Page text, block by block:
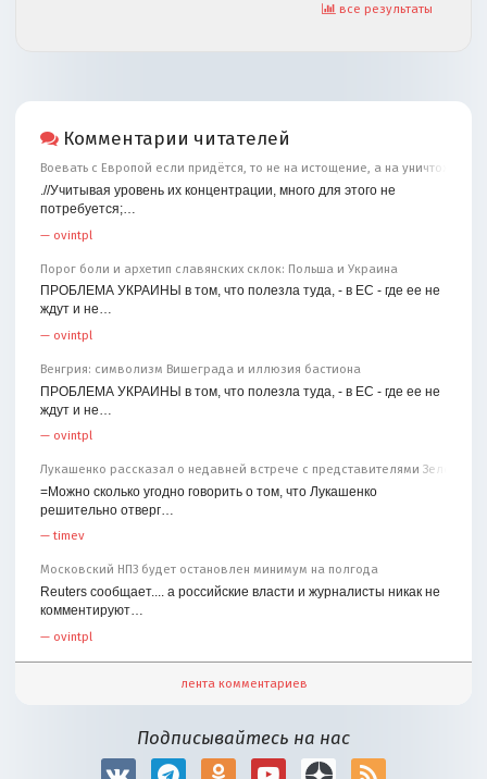
все результаты
Комментарии читателей
Воевать с Европой если придётся, то не на истощение, а на уничтожение
.//Учитывая уровень их концентрации, много для этого не
потребуется;…
— ovintpl
Порог боли и архетип славянских склок: Польша и Украина
ПРОБЛЕМА УКРАИНЫ в том, что полезла туда, - в ЕС - где ее не
ждут и не…
— ovintpl
Венгрия: символизм Вишеграда и иллюзия бастиона
ПРОБЛЕМА УКРАИНЫ в том, что полезла туда, - в ЕС - где ее не
ждут и не…
— ovintpl
Лукашенко рассказал о недавней встрече с представителями
=Можно сколько угодно говорить о том, что Лукашенко
решительно отверг…
—timev
Московский НПЗ будет остановлен минимум на полгода
Reuters сообщает.... а российские власти и журналисты никак не
комментируют…
— ovintpl
лента комментариев
Подписывайтесь на нас